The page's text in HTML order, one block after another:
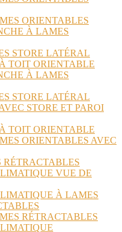
ORIENTABLES
À LAMES
STORE LATÉRAL
TOIT ORIENTABLE
À LAMES
STORE LATÉRAL
STORE ET PAROI
TOIT ORIENTABLE
ORIENTABLES AVEC
RÉTRACTABLES
VUE DE
À LAMES
RÉTRACTABLES